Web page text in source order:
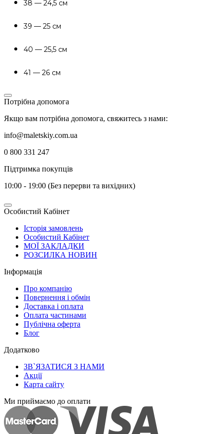
38 — 24,5 см
39 — 25 см
40 — 25,5 см
41 — 26 см
Потрібна допомога
Якщо вам потрібна допомога, свяжитесь з нами:
info@maletskiy.com.ua
0 800 331 247
Підтримка покупців
10:00 - 19:00 (Без перерви та вихідних)
Особистий Кабінет
Історія замовлень
Особистий Кабінет
МОЇ ЗАКЛАДКИ
РОЗСИЛКА НОВИН
Інформація
Про компанію
Повернення і обмін
Доставка і оплата
Оплата частинами
Публічна оферта
Блог
Додатково
ЗВ`ЯЗАТИСЯ З НАМИ
Акції
Карта сайту
Ми приймаємо до оплати